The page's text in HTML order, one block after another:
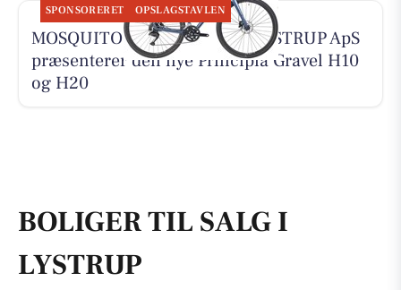
SPONSORERET OPSLAGSTAVLEN
MOSQUITO CYKELCENTER LYSTRUP ApS
præsenterer den nye Principia Gravel H10
og H20
BOLIGER TIL SALG I
LYSTRUP